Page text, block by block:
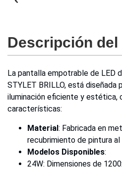
Descripción
La pantalla empotrable de LED
STYLET BRILLO, está diseñada
iluminación eficiente y estética,
características:
Material: Fabricada en
recubrimiento de pintura al
Modelos Disponibles:
24W: Dimensiones de